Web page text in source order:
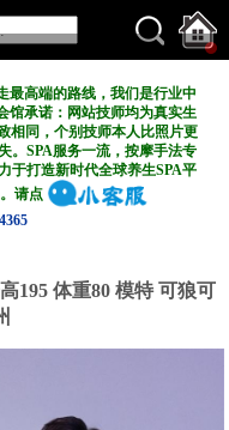
最高端的路线，我们是行业中
馆承诺：网站技师均为真实生
相同，个别技师本人比照片更
。SPA服务一流，按摩手法专
于打造新时代全球养生SPA平
。请点
195 体重80 模特 可狼可